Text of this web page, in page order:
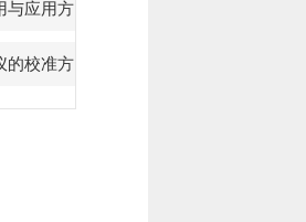
与应用方
的校准方